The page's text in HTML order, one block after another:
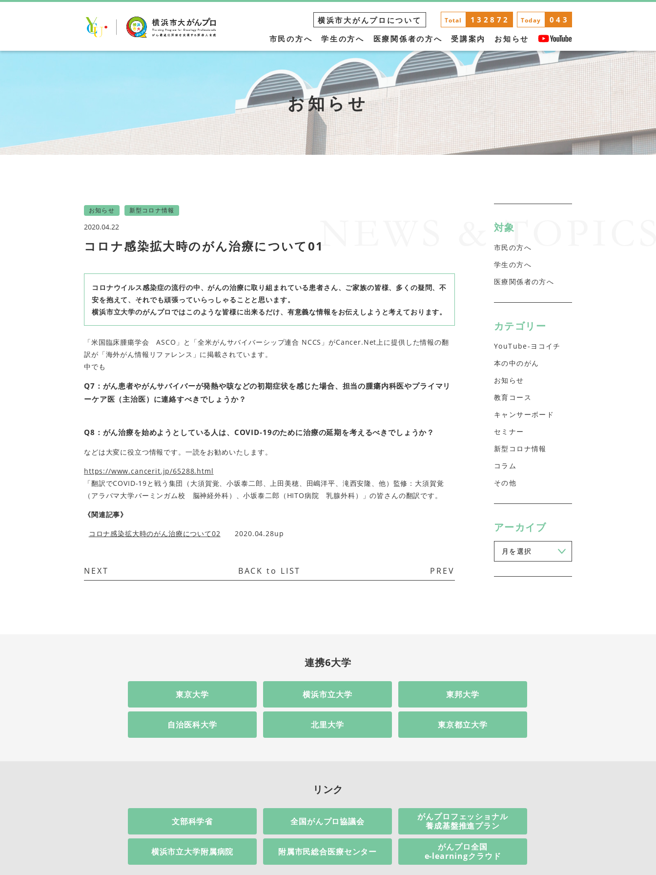
横浜市大がんプロについて Total 132872 Today
043
市民の方へ
学生の方へ 医療関係者の方へ 受講案内 お知らせ
お知らせ
お知らせ 新型コロナ情報
2020.04.22
コロナ感染拡大時のがん治療について01
コロナウイルス感染症の流行の中、がんの治療に取り組まれている患者さん、ご家族の皆様、多くの疑問、不
安を抱えて、それでも頑張っていらっしゃることと思います。
横浜市立大学のがんプロではこのような皆様に出来るだけ、有意義な情報をお伝えしようと考えております。
「米国臨床腫瘍学会 ASCO」と「全米がんサバイバーシップ連合 NCCS」がCancer.Net上に提供した情報の翻
訳が「海外がん情報リファレンス」に掲載されています。
中でも
Q7：がん患者やがんサバイバーが発熱や咳などの初期症状を感じた場合、担当の腫瘍内科医やプライマリ
ーケア医（主治医）に連絡すべきでしょうか？
Q8：がん治療を始めようとしている人は、COVID-19のために治療の延期を考えるべきでしょうか？
などは大変に役立つ情報です。一読をお勧めいたします。
https://www.cancerit.jp/65288.html
「翻訳でCOVID-19と戦う集団（大須賀覚、小坂泰二郎、上田美穂、田嶋洋平、滝西安隆、他）監修：大須賀覚
（アラバマ大学バーミンガム校 脳神経外科）、小坂泰二郎（HITO病院 乳腺外科）」の皆さんの翻訳です。
《関連記事》
コロナ感染拡大時のがん治療について02 2020.04.28up
NEXT BACK to LIST PREV
対象
市民の方へ
学生の方へ
医療関係者の方へ
カテゴリー
YouTube-ヨコイチ
本の中のがん
お知らせ
教育コース
キャンサーボード
セミナー
新型コロナ情報
コラム
その他
アーカイブ
連携6大学
東京大学 横浜市立大学 東邦大学
自治医科大学 北里大学 東京都立大学
リンク
文部科学省 全国がんプロ協議会
がんプロフェッショナル
養成基盤推進プラン
横浜市立大学附属病院 附属市民総合医療センター
がんプロ全国
e-learningクラウド